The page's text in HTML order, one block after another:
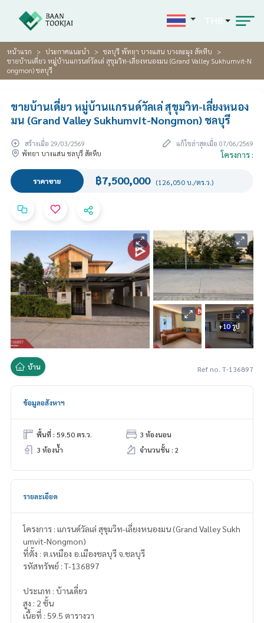
หน้าแรก ประกาศแนะนำ
ชลบุรี พัทยา บางแสน บางละมุง สัตหีบ
ขายบ้านเดี่ยว หมู่บ้านแกรนด์วัลเล่ สุขุมวิท-เลี่ยงหนองมน (Grand Valley Sukhumvit-N
ongmon) ชลบุรี
ขายบ้านเดี่ยว หมู่บ้านแกรนด์วัลเล่ สุขุมวิท-เลี่ยงหนอง
มน (Grand Valley Sukhumvit-Nongmon) ชลบุรี
สร้างเมื่อ 29/03/2569
แก้ไขล่าสุดเมื่อ 07/06/2569
พัทยา บางแสน ชลบุรี สัตหีบ
โครงการ :
ราคาขาย ฿7,500,000 (126,050 บ./ตร.ว.)
+10 รูป
บ้าน Ref no. T-136897
ข้อมูลอสังหาฯ
พื้นที่ : 59.50 ตร.ว.
3 ห้องนอน
3 ห้องน้ำ
จำนวนชั้น : 2
รายละเอียด
โครงการ : แกรนด์วัลเล่ สุขุมวิท-เลี่ยงหนองมน (Grand Valley Sukh
umvit-Nongmon)
ที่ตั้ง : ต.เหมือง อ.เมืองชลบุรี จ.ชลบุรี
รหัสทรัพย์ : T-136897
ประเภท : บ้านเดี่ยว
สูง : 2 ชั้น
เนื้อที่ : 59.5 ตารางวา